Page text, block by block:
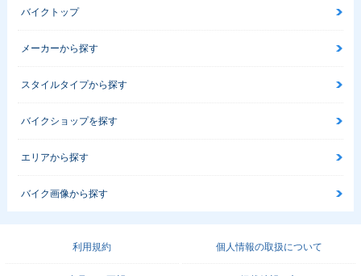
バイクトップ
メーカーから探す
スタイルタイプから探す
バイクショップを探す
エリアから探す
バイク画像から探す
利用規約 個人情報の取扱について